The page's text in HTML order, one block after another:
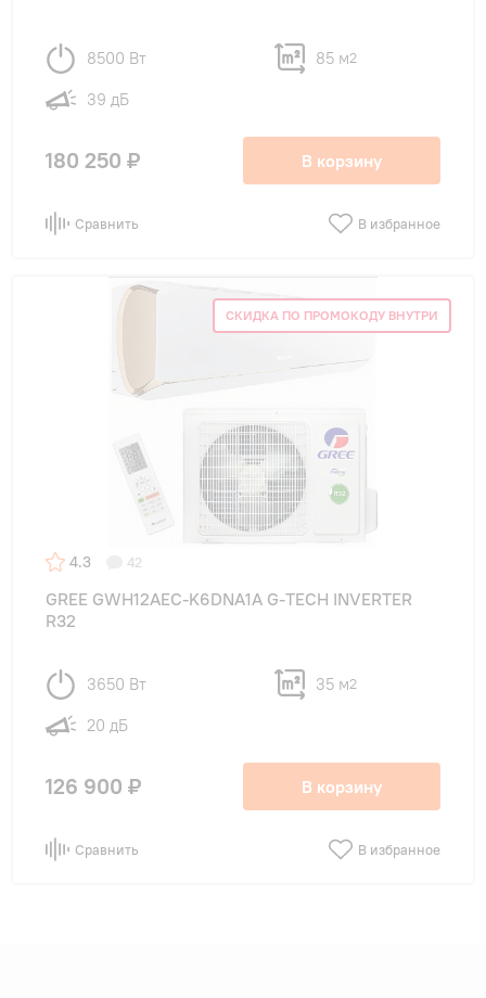
8500 Вт 85 м2
39 дБ
180 250 ₽ В корзину
Сравнить В избранное
СКИДКА ПО ПРОМОКОДУ ВНУТРИ
4.3 42
GREE GWH12AEC-K6DNA1A G-TECH INVERTER
R32
3650 Вт 35 м2
20 дБ
126 900 ₽ В корзину
Сравнить В избранное